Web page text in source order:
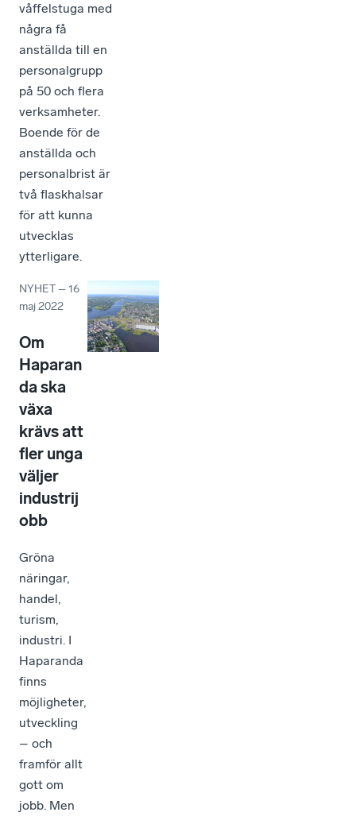
våffelstuga med
några få
anställda till en
personalgrupp
på 50 och flera
verksamheter.
Boende för de
anställda och
personalbrist är
två flaskhalsar
för att kunna
utvecklas
ytterligare.
NYHET –16
maj 2022
Om
Haparan
da ska
växa
krävs att
fler unga
väljer
industrij
obb
Gröna
näringar,
handel,
turism,
industri. I
Haparanda
finns
möjligheter,
utveckling
– och
framför allt
gott om
jobb. Men